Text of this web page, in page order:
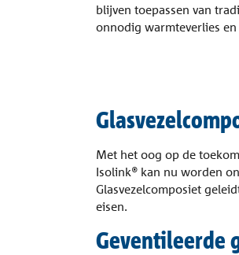
blijven toepassen van
onnodig warmteverlies en
Met het oog op de
Isolink® kan nu worden
Glasvezelcomposiet
eisen.
Geventileerde